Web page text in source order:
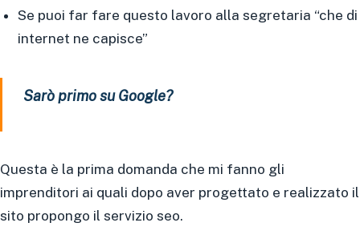
Se puoi far fare questo lavoro alla segretaria “che di
internet ne capisce”
Sarò primo su Google?
Questa è la prima domanda che mi fanno gli
imprenditori ai quali dopo aver progettato e realizzato il
sito propongo il servizio seo.